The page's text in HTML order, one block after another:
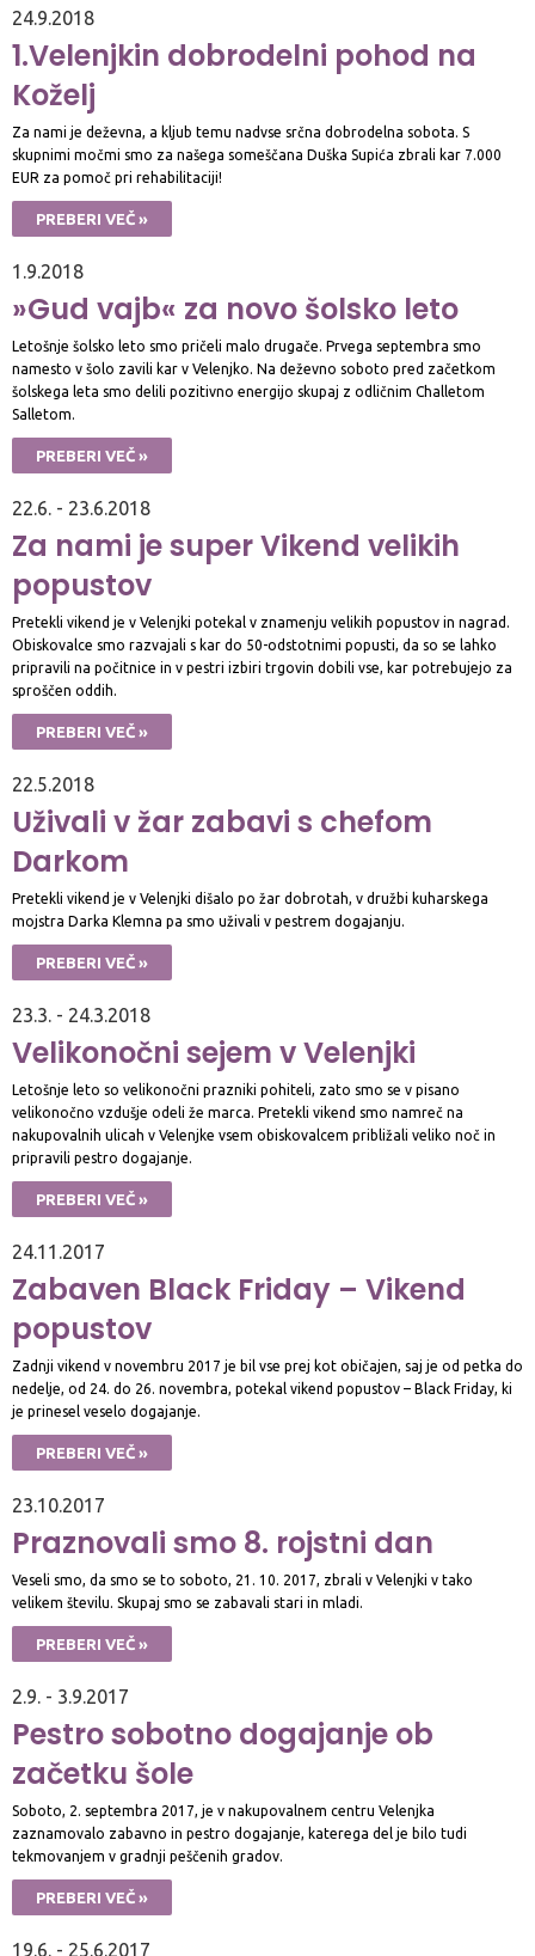
24.9.2018
1.Velenjkin dobrodelni pohod na
Koželj
Za nami je deževna, a kljub temu nadvse srčna dobrodelna sobota. S
skupnimi močmi smo za našega someščana Duška Supića zbrali kar 7.000
EUR za pomoč pri rehabilitaciji!
PREBERI VEČ »
1.9.2018
»Gud vajb« za novo šolsko leto
Letošnje šolsko leto smo pričeli malo drugače. Prvega septembra smo
namesto v šolo zavili kar v Velenjko. Na deževno soboto pred začetkom
šolskega leta smo delili pozitivno energijo skupaj z odličnim Challetom
Salletom.
PREBERI VEČ »
22.6. - 23.6.2018
Za nami je super Vikend velikih
popustov
Pretekli vikend je v Velenjki potekal v znamenju velikih popustov in nagrad.
Obiskovalce smo razvajali s kar do 50-odstotnimi popusti, da so se lahko
pripravili na počitnice in v pestri izbiri trgovin dobili vse, kar potrebujejo za
sproščen oddih.
PREBERI VEČ »
22.5.2018
Uživali v žar zabavi s chefom
Darkom
Pretekli vikend je v Velenjki dišalo po žar dobrotah, v družbi kuharskega
mojstra Darka Klemna pa smo uživali v pestrem dogajanju.
PREBERI VEČ »
23.3. - 24.3.2018
Velikonočni sejem v Velenjki
Letošnje leto so velikonočni prazniki pohiteli, zato smo se v pisano
velikonočno vzdušje odeli že marca. Pretekli vikend smo namreč na
nakupovalnih ulicah v Velenjke vsem obiskovalcem približali veliko noč in
pripravili pestro dogajanje.
PREBERI VEČ »
24.11.2017
Zabaven Black Friday – Vikend
popustov
Zadnji vikend v novembru 2017 je bil vse prej kot običajen, saj je od petka do
nedelje, od 24. do 26. novembra, potekal vikend popustov – Black Friday, ki
je prinesel veselo dogajanje.
PREBERI VEČ »
23.10.2017
Praznovali smo 8. rojstni dan
Veseli smo, da smo se to soboto, 21. 10. 2017, zbrali v Velenjki v tako
velikem številu. Skupaj smo se zabavali stari in mladi.
PREBERI VEČ »
2.9. - 3.9.2017
Pestro sobotno dogajanje ob
začetku šole
Soboto, 2. septembra 2017, je v nakupovalnem centru Velenjka
zaznamovalo zabavno in pestro dogajanje, katerega del je bilo tudi
tekmovanjem v gradnji peščenih gradov.
PREBERI VEČ »
19.6. - 25.6.2017